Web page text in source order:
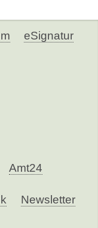
eSignatur
Amt24
Newsletter